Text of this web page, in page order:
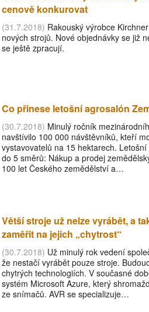
cenově konkurovat
(31.7.2018) Rakouský výrobce
nových strojů. Nové objednávky se již
se ještě zpracují.
Co přinese letošní agrosalón
(30.7.2018) Minulý ročník
navštívilo 100 000 návštěvníků, kteří
vystavovatelů na 15 hektarech.
do 5 směrů: Nákup a prodej
100 let Českého zemědělství a…
Větší stroje už nelze vyrábět, a
zaměřit na jejich „chytrost“
(30.7.2018) Už minulý rok vedení
že nestačí vyrábět pouze stroje.
chytrých technologiích. V současné
systém Microsoft Azure, který
ze snímačů. AVR se specializuje…